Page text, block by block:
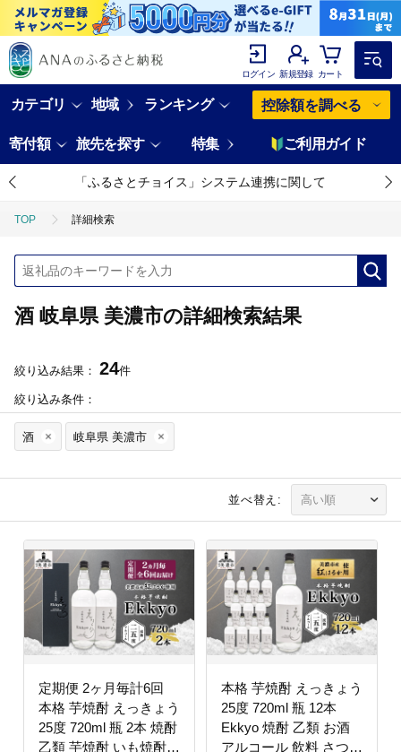
ログイン 新規登録 カート
カテゴリ 地域 ランキング 控除額を調べる
寄付額 旅先を探す 特集 ご利用ガイド
「ふるさとチョイス」システム連携に関して
TOP 詳細検索
酒 岐阜県 美濃市の詳細検索結果
絞り込み結果： 24件
絞り込み条件：
酒 岐阜県 美濃市
並べ替え:
定期便 2ヶ月毎計6回
本格 芋焼酎 えっきょう
25度 720ml 瓶 2本 焼酎
乙類 芋焼酎 いも焼酎
本格 芋焼酎 えっきょう
25度 720ml 瓶 12本
Ekkyo 焼酎 乙類 お酒
アルコール 飲料 さつま